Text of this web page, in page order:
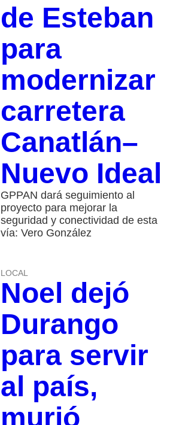
de Esteban
para
modernizar
carretera
Canatlán–
Nuevo Ideal
GPPAN dará seguimiento al
proyecto para mejorar la
seguridad y conectividad de esta
vía: Vero González
LOCAL
Noel dejó
Durango
para servir
al país,
murió